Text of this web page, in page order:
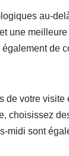
au-
une
de
de votre visite
choisissez
midi sont